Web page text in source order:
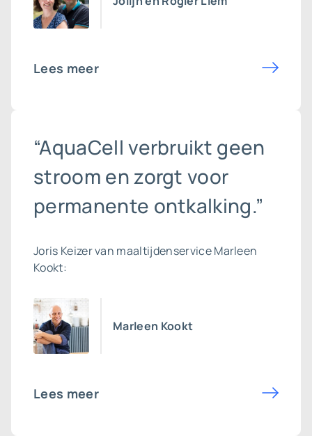
Lees meer
“AquaCell verbruikt geen
stroom en zorgt voor
permanente ontkalking.”
Joris Keizer van maaltijdenservice Marleen
Kookt:
Marleen Kookt
Lees meer